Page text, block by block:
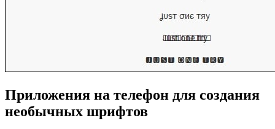
Приложения на телефон для создания
необычных шрифтов